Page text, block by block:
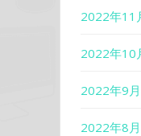
2022年11
2022年10
2022年9月
2022年8月